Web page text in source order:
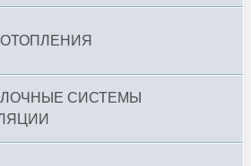
СИСТЕМЫ